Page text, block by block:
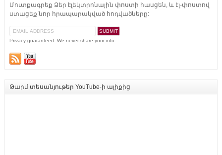
Մուտքագրեք Ձեր էլեկտրոնային փոստի հասցեն, և էլ-փոստով
ստացեք նոր հրապարակված հոդվածները:
Privacy guaranteed. We never share your info.
Թարմ տեսանյութեր YouTube-ի ալիքից